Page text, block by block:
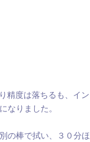
精度は落ちるも、イ
なりました。
の棒で拭い、３０分